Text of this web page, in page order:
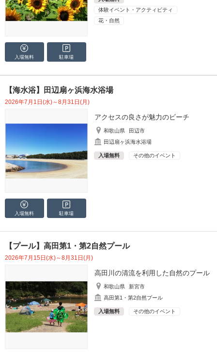
体験イベント・アクティビティ
花・自然
入場無料 駐車場
【海水浴】田辺扇ヶ浜海水浴場
2026年7月1日(水)～8月31日(月)
アクセスの良さが魅力のビーチ
和歌山県
田辺市
田辺扇ヶ浜海水浴場
入場無料 その他のイベント
入場無料 駐車場
【プール】高田第1・第2自然プール
2026年7月15日(水)～8月31日(月)
高田川の清流を利用した自然のプール
和歌山県
新宮市
高田第1・第2自然プール
入場無料 その他のイベント